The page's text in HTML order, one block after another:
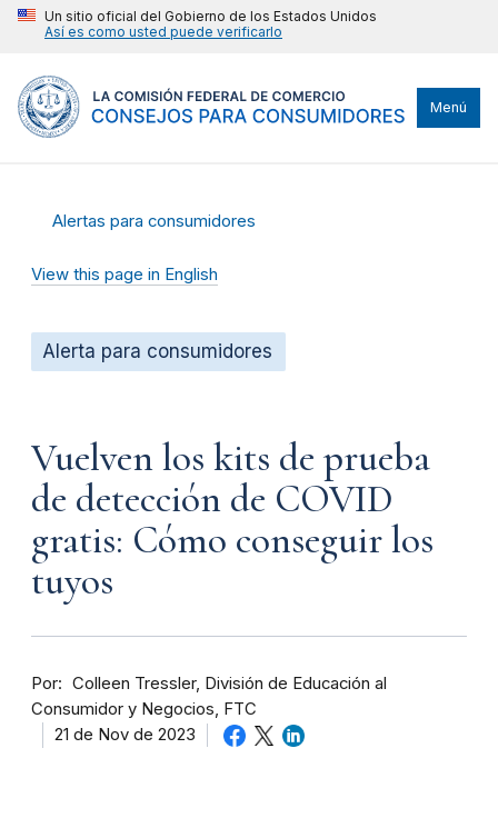
Un sitio oficial del Gobierno de los Estados Unidos
Así es como usted puede verificarlo
Menú
Alertas para consumidores
View this page in English
Alerta para consumidores
Vuelven los kits de prueba
de detección de COVID
gratis: Cómo conseguir los
tuyos
Por
Colleen Tressler, División de Educación al
Consumidor y Negocios, FTC
21 de Nov de 2023